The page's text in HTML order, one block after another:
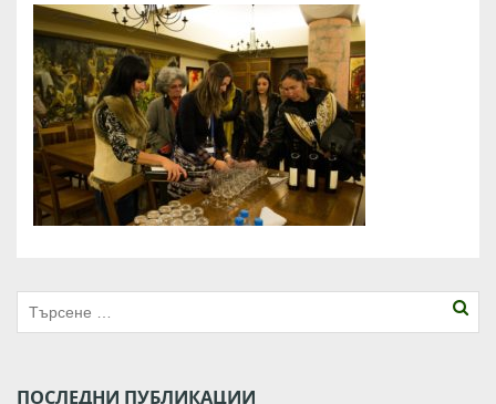
1
2
2
3
5
7
9
2
_
1
5
ПОСЛЕДНИ ПУБЛИКАЦИИ